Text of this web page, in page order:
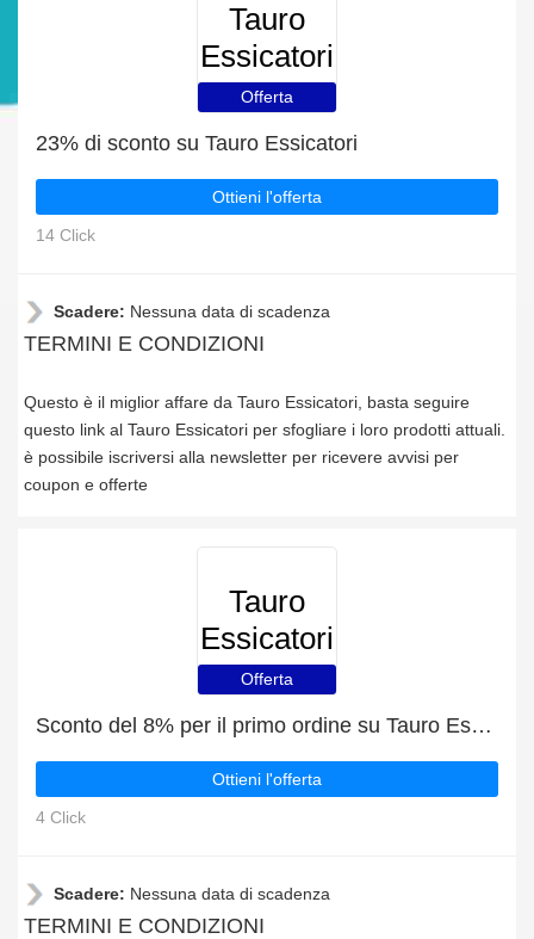
Tauro
Essicatori
Offerta
23% di sconto su Tauro Essicatori
Ottieni l'offerta
14 Click
Scadere: Nessuna data di scadenza
TERMINI E CONDIZIONI
Questo è il miglior affare da Tauro Essicatori, basta seguire
questo link al Tauro Essicatori per sfogliare i loro prodotti attuali.
è possibile iscriversi alla newsletter per ricevere avvisi per
coupon e offerte
Tauro
Essicatori
Offerta
Sconto del 8% per il primo ordine su Tauro Essicatori
Ottieni l'offerta
4 Click
Scadere: Nessuna data di scadenza
TERMINI E CONDIZIONI